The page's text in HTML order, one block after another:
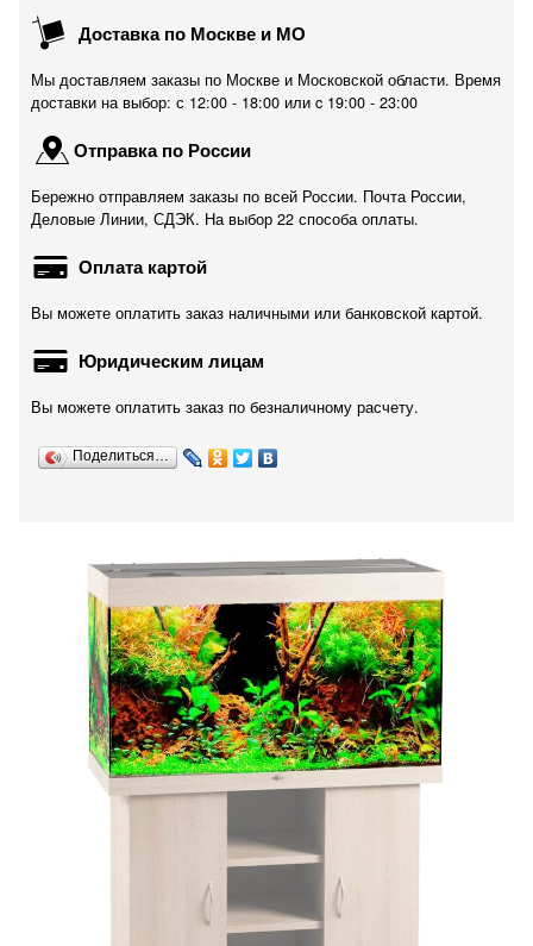
Доставка по Москве и МО
Мы доставляем заказы по Москве и Московской области. Время
доставки на выбор: с 12:00 - 18:00 или c 19:00 - 23:00
Отправка по России
Бережно отправляем заказы по всей России. Почта России,
Деловые Линии, СДЭК. На выбор 22 способа оплаты.
Оплата картой
Вы можете оплатить заказ наличными или банковской картой.
Юридическим лицам
Вы можете оплатить заказ по безналичному расчету.
Поделиться…